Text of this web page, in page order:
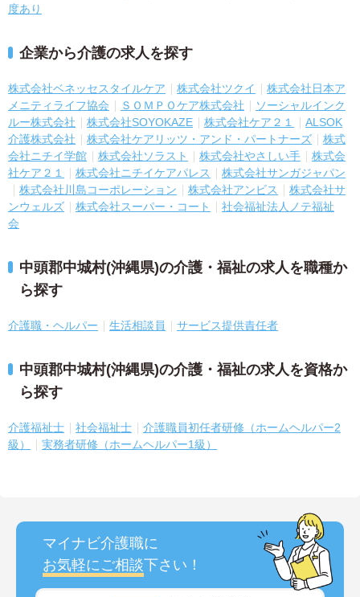
度あり
企業から介護の求人を探す
株式会社ベネッセスタイルケア 株式会社ツクイ
株式会社日本ア
メニティライフ協会
ＳＯＭＰＯケア株式会社
ソーシャルインク
ルー株式会社
株式会社SOYOKAZE 株式会社ケア２１
ALSOK
介護株式会社
株式会社ケアリッツ・アンド・パートナーズ
株式
会社ニチイ学館
株式会社ソラスト 株式会社やさしい手
株式会
社ケア２１
株式会社ニチイケアパレス
株式会社サンガジャパン
株式会社川島コーポレーション
株式会社アンビス
株式会社サ
ンウェルズ
株式会社スーパー・コート
社会福祉法人ノテ福祉
会
中頭郡中城村(沖縄県)の介護・福祉の求人を職種か
ら探す
介護職・ヘルパー 生活相談員 サービス提供責任者
中頭郡中城村(沖縄県)の介護・福祉の求人を資格か
ら探す
介護福祉士 社会福祉士
介護職員初任者研修（ホームヘルパー2
級）
実務者研修（ホームヘルパー1級）
マイナビ介護職に
お気軽にご相談下さい！